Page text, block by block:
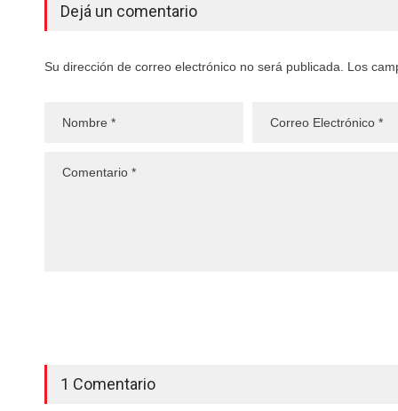
Dejá un comentario
Su dirección de correo electrónico no será publicada. Los
1 Comentario